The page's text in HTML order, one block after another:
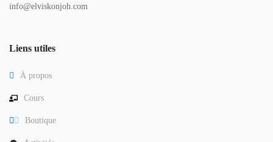
info@elviskonjoh.com
Liens utiles
À propos
Cours
Boutique